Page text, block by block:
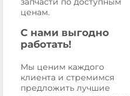
ценам.
С нами выгодно
работать!
Мы ценим каждого
клиента и стремимся
предложить лучшие